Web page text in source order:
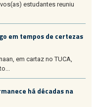
estudantes reuniu
em tempos de certezas
em cartaz no TUCA,
há décadas na